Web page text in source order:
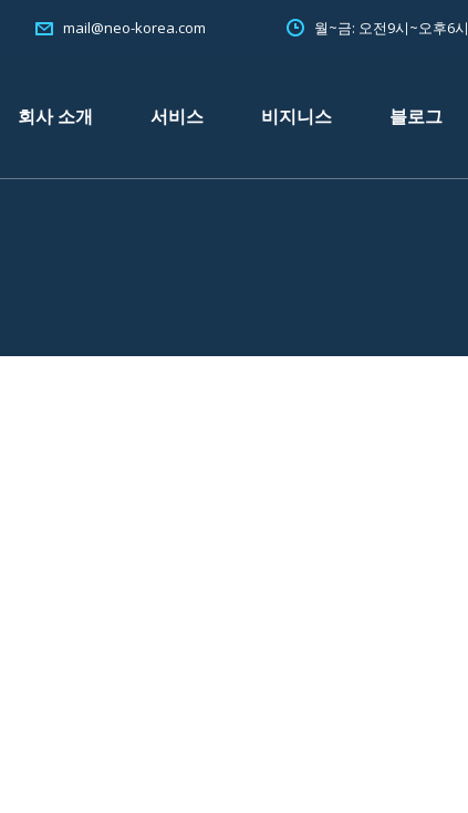
mail@neo-korea.com 월~금: 오전9시~오후6시
회사 소개 서비스 비지니스 블로그